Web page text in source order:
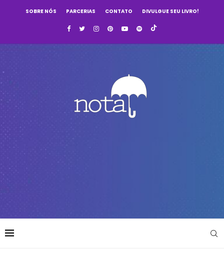
SOBRE NÓS PARCERIAS CONTATO DIVULGUE SEU LIVRO!